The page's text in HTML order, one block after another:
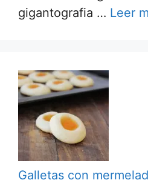
gigantografia … Leer
Galletas con